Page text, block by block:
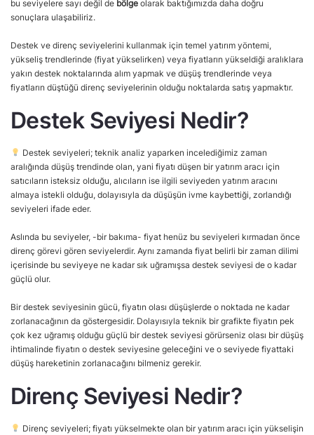
bu seviyelere sayı değil de bölge olarak baktığımızda daha doğru
sonuçlara ulaşabiliriz.
Destek ve direnç seviyelerini kullanmak için temel yatırım yöntemi,
yükseliş trendlerinde (fiyat yükselirken) veya fiyatların yükseldiği aralıklara
yakın destek noktalarında alım yapmak ve düşüş trendlerinde veya
fiyatların düştüğü direnç seviyelerinin olduğu noktalarda satış yapmaktır.
Destek Seviyesi Nedir?
Destek seviyeleri; teknik analiz yaparken incelediğimiz zaman
aralığında düşüş trendinde olan, yani fiyatı düşen bir yatırım aracı için
satıcıların isteksiz olduğu, alıcıların ise ilgili seviyeden yatırım aracını
almaya istekli olduğu, dolayısıyla da düşüşün ivme kaybettiği, zorlandığı
seviyeleri ifade eder.
Aslında bu seviyeler, -bir bakıma- fiyat henüz bu seviyeleri kırmadan önce
direnç görevi gören seviyelerdir. Aynı zamanda fiyat belirli bir zaman dilimi
içerisinde bu seviyeye ne kadar sık uğramışsa destek seviyesi de o kadar
güçlü olur.
Bir destek seviyesinin gücü, fiyatın olası düşüşlerde o noktada ne kadar
zorlanacağının da göstergesidir. Dolayısıyla teknik bir grafikte fiyatın pek
çok kez uğramış olduğu güçlü bir destek seviyesi görürseniz olası bir düşüş
ihtimalinde fiyatın o destek seviyesine geleceğini ve o seviyede fiyattaki
düşüş hareketinin zorlanacağını bilmeniz gerekir.
Direnç Seviyesi Nedir?
Direnç seviyeleri; fiyatı yükselmekte olan bir yatırım aracı için yükselişin